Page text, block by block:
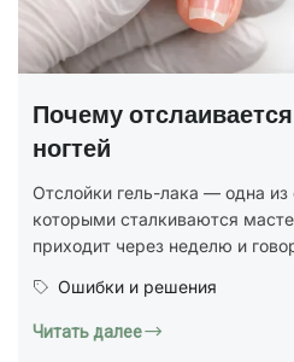
ГОСТ на маникюр Р
В 2025 году был утверждён
стандарт ГОСТ Р 72319-2025
Ногтевой сервис. Карты
процессов. Общие...
Юридическая грамотность